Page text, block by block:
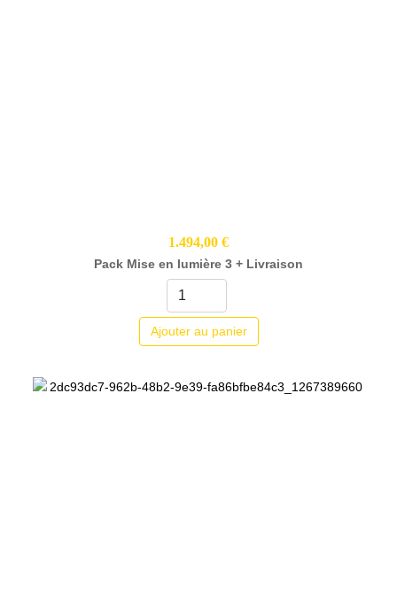
1.494,00 €
Pack Mise en lumière 3 + Livraison
Ajouter au panier